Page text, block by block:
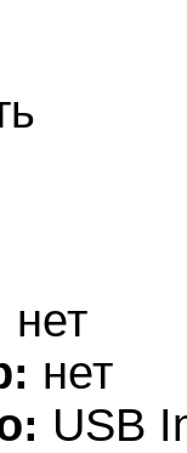
нет
нет
USB